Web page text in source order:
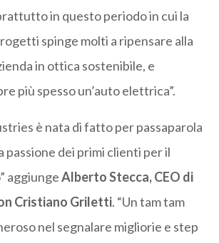
in questo periodo in cui la
spinge molti a ripensare alla
in ottica sostenibile, e
più spesso un’auto elettrica”.
è nata di fatto per passaparola
passione dei primi clienti per il
aggiungeAlberto Stecca, CEO di
Cristiano Griletti. “Un tam tam
nel segnalare migliorie e step